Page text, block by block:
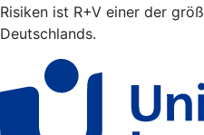
Risiken ist R+V einer der
Deutschlands.